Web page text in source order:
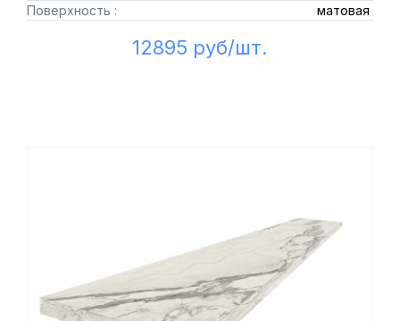
Поверхность :
матовая
12895 руб/шт.